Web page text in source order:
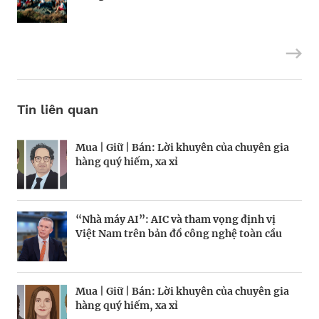
Tin liên quan
Mua | Giữ | Bán: Lời khuyên của chuyên gia
hàng quý hiếm, xa xỉ
“Nhà máy AI”: AIC và tham vọng định vị
Việt Nam trên bản đồ công nghệ toàn cầu
Mua | Giữ | Bán: Lời khuyên của chuyên gia
hàng quý hiếm, xa xỉ
Kinh Bắc gia nhập lĩnh vực AI với dự án tỷ
đô
Chiến lược bảo vệ vốn trước rủi ro thị
trường
Mua | Giữ | Bán: Lời khuyên của chuyên gia
hàng quý hiếm, xa xỉ
Tiền cũng mọc trên cây, chỉ là hơi chậm
chút?
Chuyên gia “theo dõi” tỷ phú
BRANDCONNECT| Brand Contributor
Hiệp hội Logistics và Cảng biển TP.HCM: